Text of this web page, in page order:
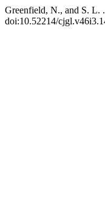
Greenfield, N., and S. L.
doi:10.52214/